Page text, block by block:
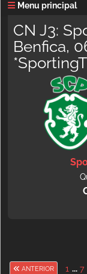
Menu principal
CN J3:
Benfica,
ANTERIOR 1 ... 7